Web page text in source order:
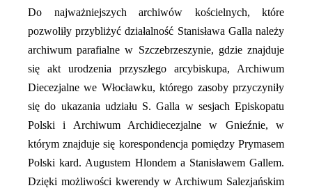
Do najważniejszych archiwów kościelnych, które
pozwoliły przybliżyć działalność Stanisława Galla należy
archiwum parafialne w Szczebrzeszynie, gdzie znajduje
się akt urodzenia przyszłego arcybiskupa, Archiwum
Diecezjalne we Włocławku, którego zasoby przyczyniły
się do ukazania udziału S. Galla w sesjach Episkopatu
Polski i Archiwum Archidiecezjalne w Gnieźnie, w
którym znajduje się korespondencja pomiędzy Prymasem
Polski kard. Augustem Hlondem a Stanisławem Gallem.
Dzięki możliwości kwerendy w Archiwum Salezjańskim